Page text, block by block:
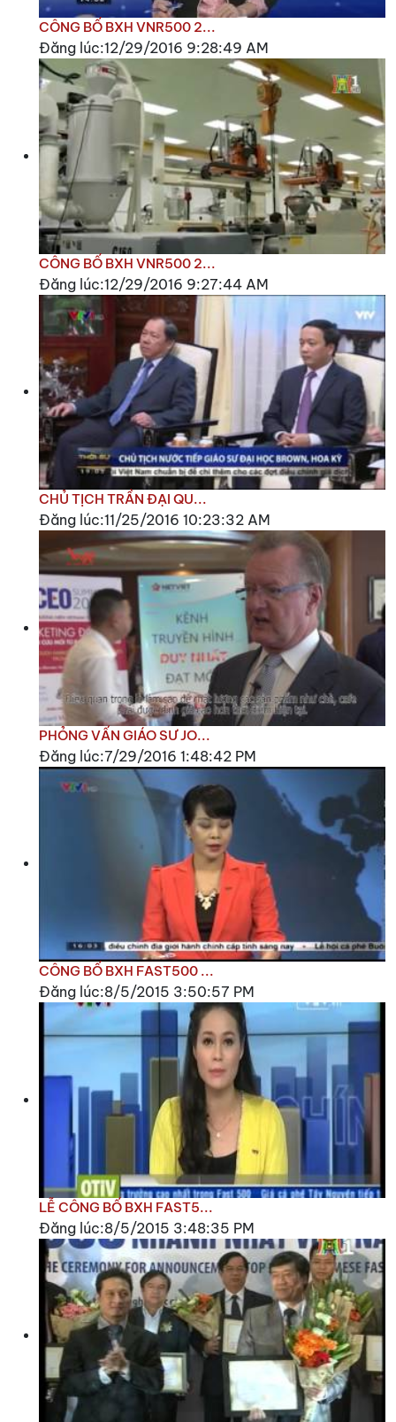
CÔNG BỐ BXH VNR500 2...
Đăng lúc:12/29/2016 9:28:49 AM
CÔNG BỐ BXH VNR500 2...
Đăng lúc:12/29/2016 9:27:44 AM
CHỦ TỊCH TRẦN ĐẠI QU...
Đăng lúc:11/25/2016 10:23:32 AM
PHỎNG VẤN GIÁO SƯ JO...
Đăng lúc:7/29/2016 1:48:42 PM
CÔNG BỐ BXH FAST500 ...
Đăng lúc:8/5/2015 3:50:57 PM
LỄ CÔNG BỐ BXH FAST5...
Đăng lúc:8/5/2015 3:48:35 PM